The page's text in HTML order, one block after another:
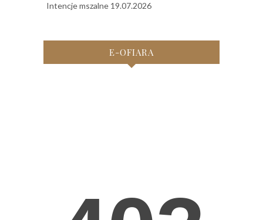
Intencje mszalne 19.07.2026
E-OFIARA